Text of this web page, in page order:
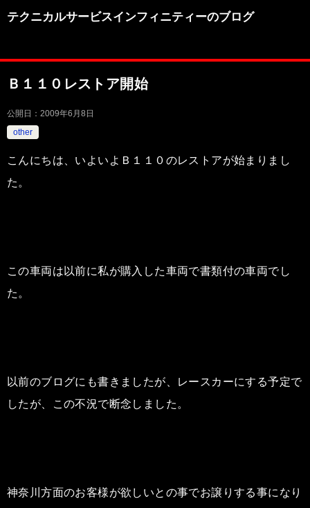
テクニカルサービスインフィニティーのブログ
Ｂ１１０レストア開始
公開日： 2009年6月8日
other
こんにちは、いよいよＢ１１０のレストアが始まりまし
た。
この車両は以前に私が購入した車両で書類付の車両でし
た。
以前のブログにも書きましたが、レースカーにする予定で
したが、この不況で断念しました。
神奈川方面のお客様が欲しいとの事でお譲りする事になり